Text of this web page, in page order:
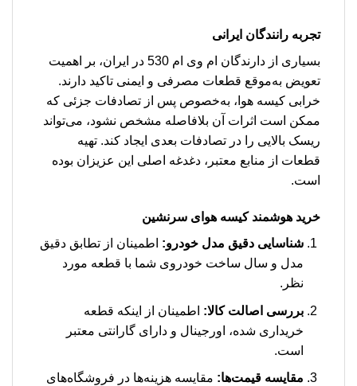
تجربه رانندگان ایرانی
بسیاری از دارندگان ام وی ام 530 در ایران، بر اهمیت
تعویض به‌موقع قطعات مصرفی و ایمنی تاکید دارند.
خرابی کیسه هوا، به‌خصوص پس از تصادفات جزئی که
ممکن است اثرات آن بلافاصله مشخص نشود، می‌تواند
ریسک بالایی را در تصادفات بعدی ایجاد کند. تهیه
قطعات از منابع معتبر، دغدغه اصلی این عزیزان بوده
است.
خرید هوشمند کیسه هوای سرنشین
شناسایی دقیق مدل خودرو: اطمینان از تطابق دقیق
مدل و سال ساخت خودروی شما با قطعه مورد
نظر.
بررسی اصالت کالا: اطمینان از اینکه قطعه
خریداری شده، اورجینال و دارای گارانتی معتبر
است.
مقایسه قیمت‌ها: مقایسه هزینه‌ها در فروشگاه‌های